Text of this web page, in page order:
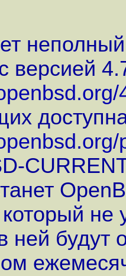
версией
не
ней будут